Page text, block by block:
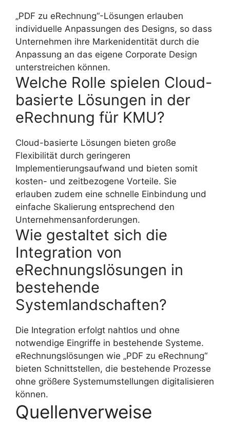
„PDF zu eRechnung“-Lösungen erlauben
individuelle Anpassungen des Designs, so dass
Unternehmen ihre Markenidentität durch die
Anpassung an das eigene Corporate Design
unterstreichen können.
Welche Rolle spielen Cloud-
basierte Lösungen in der
eRechnung für KMU?
Cloud-basierte Lösungen bieten große
Flexibilität durch geringeren
Implementierungsaufwand und bieten somit
kosten- und zeitbezogene Vorteile. Sie
erlauben zudem eine schnelle Einbindung und
einfache Skalierung entsprechend den
Unternehmensanforderungen.
Wie gestaltet sich die
Integration von
eRechnungslösungen in
bestehende
Systemlandschaften?
Die Integration erfolgt nahtlos und ohne
notwendige Eingriffe in bestehende Systeme.
eRechnungslösungen wie „PDF zu eRechnung“
bieten Schnittstellen, die bestehende Prozesse
ohne größere Systemumstellungen digitalisieren
können.
Quellenverweise